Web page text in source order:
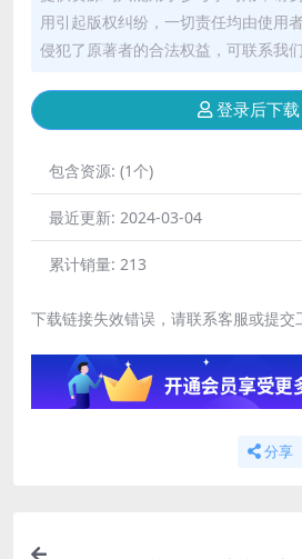
用引起版权纠纷，一切责任均由使用
侵犯了原著者的合法权益，可联系我
登录后下载
包含资源: (1个)
最近更新: 2024-03-04
累计销量: 213
下载链接失效错误，请联系客服或提交
分享